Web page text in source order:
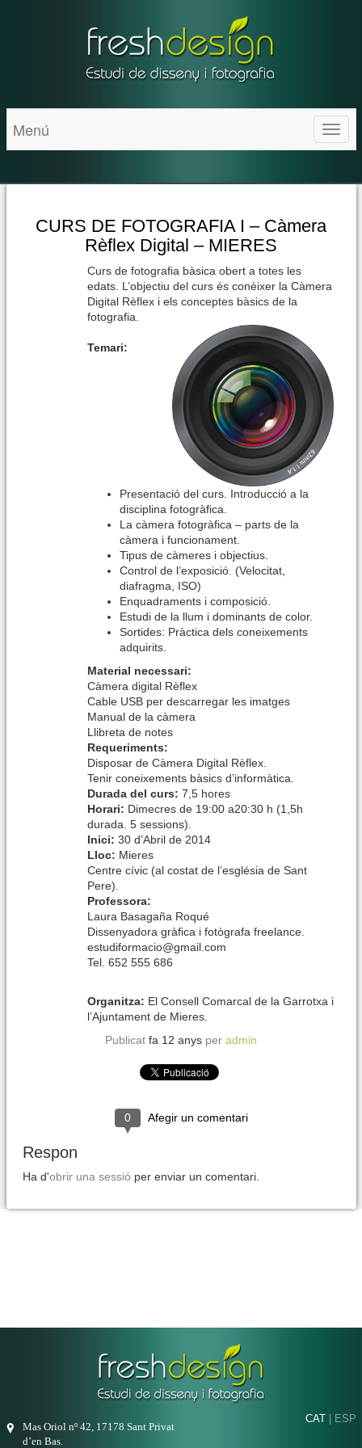
Menú
CURS DE FOTOGRAFIA I – Càmera
Rèflex Digital – MIERES
Curs de fotografia bàsica obert a totes les
edats. L’objectiu del curs és conèixer la Càmera
Digital Rèflex i els conceptes bàsics de la
fotografia.
Temari:
Presentació del curs. Introducció a la
disciplina fotogràfica.
La càmera fotogràfica – parts de la
càmera i funcionament.
Tipus de càmeres i objectius.
Control de l’exposició. (Velocitat,
diafragma, ISO)
Enquadraments i composició.
Estudi de la llum i dominants de color.
Sortides: Pràctica dels coneixements
adquirits.
Material necessari:
Càmera digital Rèflex
Cable USB per descarregar les imatges
Manual de la càmera
Llibreta de notes
Requeriments:
Disposar de Càmera Digital Rèflex.
Tenir coneixements bàsics d’informàtica.
Durada del curs: 7,5 hores
Horari: Dimecres de 19:00 a20:30 h (1,5h
durada. 5 sessions).
Inici: 30 d’Abril de 2014
Lloc: Mieres
Centre cívic (al costat de l’església de Sant
Pere).
Professora:
Laura Basagaña Roqué
Dissenyadora gràfica i fotògrafa freelance.
estudiformacio@gmail.com
Tel. 652 555 686
Organitza: El Consell Comarcal de la Garrotxa i
l’Ajuntament de Mieres.
Publicat fa 12 anys per admin
0 Afegir un comentari
Respon
Ha d'obrir una sessió per enviar un comentari.
Mas Oriol nº 42, 17178 Sant Privat
d’en Bas.
CAT| ESP